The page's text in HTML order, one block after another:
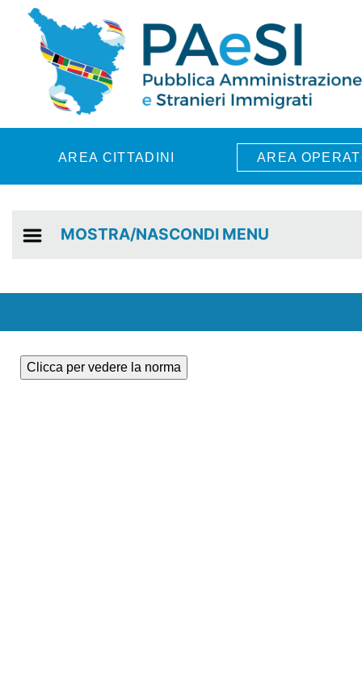
Skip to main content
AREA CITTADINI AREA
MOSTRA/NASCONDI MENU
Clicca per vedere la norma